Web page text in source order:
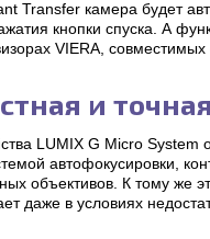
Transfer камера будет
кнопки спуска. А
VIERA, совместимых
и
LUMIX G Micro System
автофокусировки,
объективов. К тому же
даже в условиях